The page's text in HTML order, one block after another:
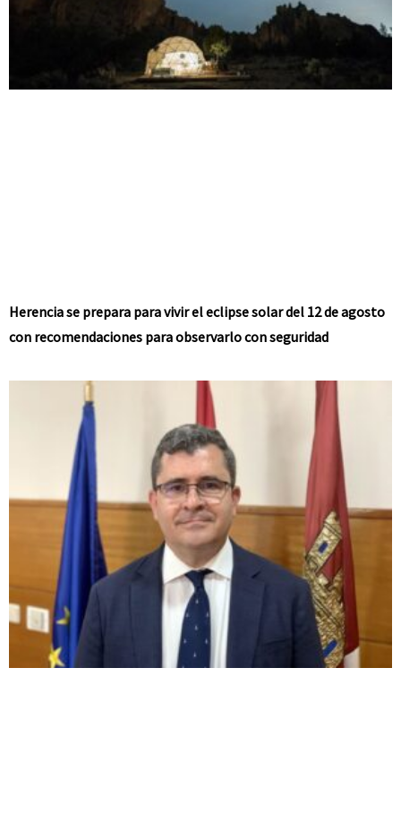
Herencia se prepara para vivir el eclipse solar del 12 de agosto
con recomendaciones para observarlo con seguridad